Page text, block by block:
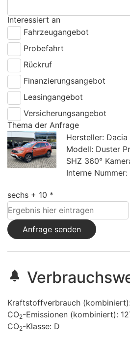
Interessiert an
Fahrzeugangebot
Probefahrt
Rückruf
Finanzierungsangebot
Leasingangebot
Versicherungsangebot
Thema der Anfrage
Hersteller: Dacia
Modell: Duster
SHZ 360°
Interne
sechs + 10 *
Anfrage senden
Kraftstoffverbrauch (kombiniert):
CO2-Emissionen (kombiniert):
CO2-Klasse: D